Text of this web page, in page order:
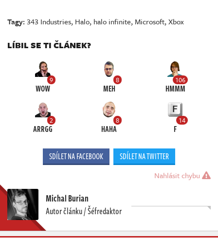
Tagy: 343 Industries, Halo, halo infinite, Microsoft,Xbox
LÍBIL SE TI ČLÁNEK?
9
WOW
8
MEH
106
HMMM
2
ARRGG
8
HAHA
14
F
SDÍLET NA FACEBOOK SDÍLET NA TWITTER
Nahlásit chybu
Michal Burian
Autor článku / Šéfredaktor